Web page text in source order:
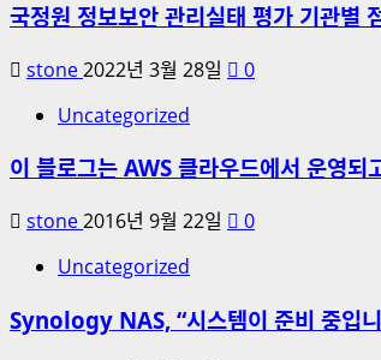
국정원 정보보안 관리실태 평가 기관별
stone2022년 3월 28일
0
Uncategorized
이 블로그는 AWS 클라우드에서 운영되
stone2016년 9월 22일
0
Uncategorized
Synology NAS, “시스템이 준비 중입